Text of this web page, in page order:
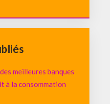
meilleures banques
à la consommation